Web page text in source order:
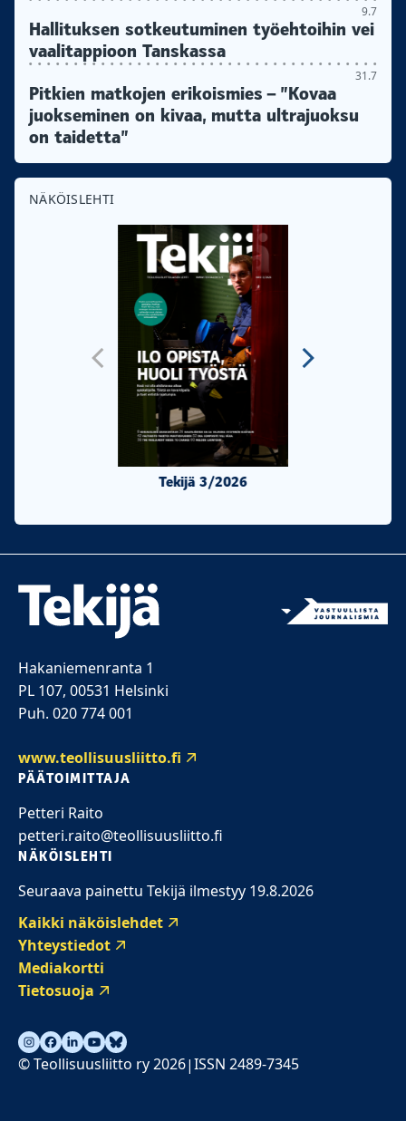
9.7
Hallituksen sotkeutuminen työehtoihin vei
vaalitappioon Tanskassa
31.7
Pitkien matkojen erikoismies – ”Kovaa
juokseminen on kivaa, mutta ultrajuoksu
on taidetta”
NÄKÖISLEHTI
Tekijä 3/2026
Hakaniemenranta 1
PL 107, 00531 Helsinki
Puh. 020 774 001
www.teollisuusliitto.fi
PÄÄTOIMITTAJA
Petteri Raito
petteri.raito@teollisuusliitto.fi
NÄKÖISLEHTI
Seuraava painettu Tekijä ilmestyy 19.8.2026
Kaikki näköislehdet
Yhteystiedot
Mediakortti
Tietosuoja
© Teollisuusliitto ry 2026|ISSN 2489-7345